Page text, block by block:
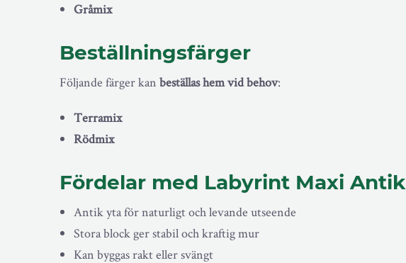
Gråmix
Beställningsfärger
Följande färger kan beställas hem vid behov:
Terramix
Rödmix
Fördelar med Labyrint Maxi Antik
Antik yta för naturligt och levande utseende
Stora block ger stabil och kraftig mur
Kan byggas rakt eller svängt